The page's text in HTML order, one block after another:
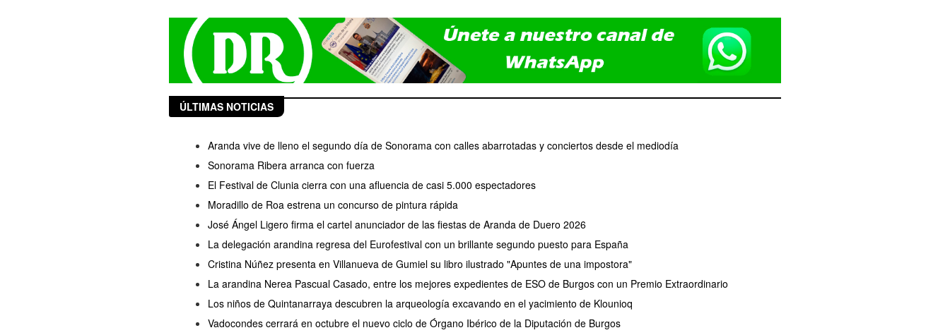
ÚLTIMAS NOTICIAS
Aranda vive de lleno el segundo día de Sonorama con calles abarrotadas y conciertos desde el mediodía
Sonorama Ribera arranca con fuerza
El Festival de Clunia cierra con una afluencia de casi 5.000 espectadores
Moradillo de Roa estrena un concurso de pintura rápida
José Ángel Ligero firma el cartel anunciador de las fiestas de Aranda de Duero 2026
La delegación arandina regresa del Eurofestival con un brillante segundo puesto para España
Cristina Núñez presenta en Villanueva de Gumiel su libro ilustrado "Apuntes de una impostora"
La arandina Nerea Pascual Casado, entre los mejores expedientes de ESO de Burgos con un Premio Extraordinario
Los niños de Quintanarraya descubren la arqueología excavando en el yacimiento de Klounioq
Vadocondes cerrará en octubre el nuevo ciclo de Órgano Ibérico de la Diputación de Burgos